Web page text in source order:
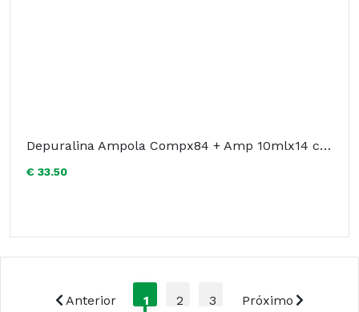
Depuralina Ampola Compx84 + Amp 10mlx14 comp + amp bebível
€ 33.50
Anterior 1 2 3 Próximo